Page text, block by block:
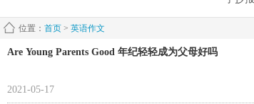
位置： 首页 > 英语作文
Are Young Parents Good 年纪轻轻成为父母好吗
2021-05-17